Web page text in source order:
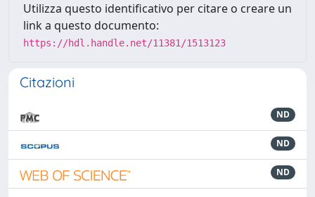
Utilizza questo identificativo per citare o creare un
link a questo documento:
https://hdl.handle.net/11381/1513123
Citazioni
ND
ND
ND